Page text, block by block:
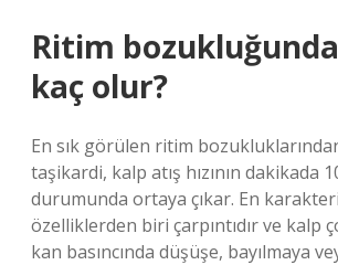
Ritim bozukluğunda
kaç olur?
En sık görülen ritim
taşikardi, kalp atış hızının dakikada
durumunda ortaya çıkar. En
özelliklerden biri çarpıntıdır ve kalp
kan basıncında düşüşe, bayılmaya